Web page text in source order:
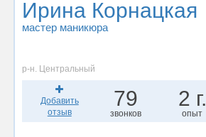
Ирина Корнацкая
мастер маникюра
р-н. Центральный
Добавить
отзыв
79
звонков
2 г.
опыт